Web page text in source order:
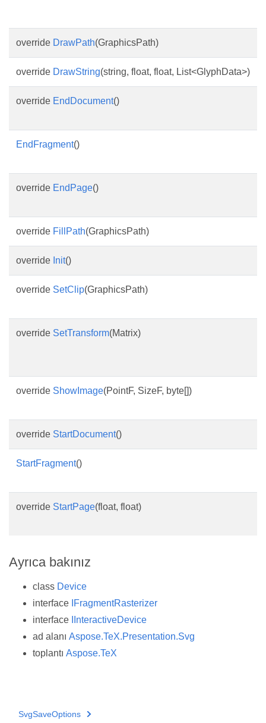
override DrawPath(GraphicsPath)
override DrawString(string, float, float, List<GlyphData>)
override EndDocument()
EndFragment()
override EndPage()
override FillPath(GraphicsPath)
override Init()
override SetClip(GraphicsPath)
override SetTransform(Matrix)
override ShowImage(PointF, SizeF, byte[])
override StartDocument()
StartFragment()
override StartPage(float, float)
Ayrıca bakınız
class Device
interface IFragmentRasterizer
interface
IInteractiveDevice
ad alanı Aspose.TeX.Presentation.Svg
toplantı Aspose.TeX
SvgSaveOptions